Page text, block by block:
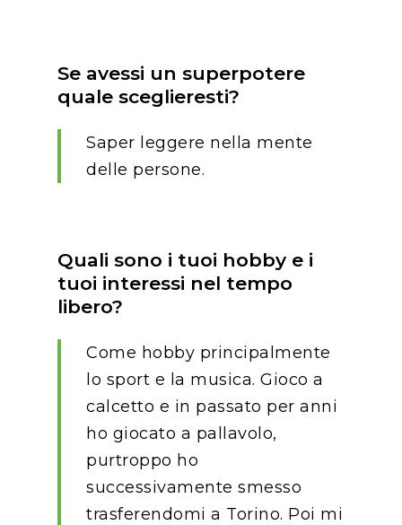
Se avessi un superpotere
quale sceglieresti?
Saper leggere nella mente
delle persone.
Quali sono i tuoi hobby e i
tuoi interessi nel tempo
libero?
Come hobby principalmente
lo sport e la musica. Gioco a
calcetto e in passato per anni
ho giocato a pallavolo,
purtroppo ho
successivamente smesso
trasferendomi a Torino. Poi mi